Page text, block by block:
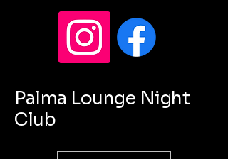
Palma Lounge Night
Club